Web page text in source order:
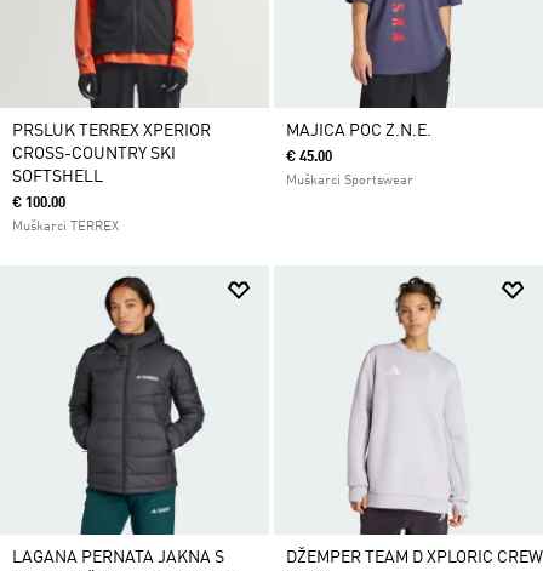
PRSLUK TERREX XPERIOR
CROSS-COUNTRY SKI
SOFTSHELL
€ 100.00
Muškarci TERREX
MAJICA POC Z.N.E.
€ 45.00
Muškarci Sportswear
LAGANA PERNATA JAKNA S
DŽEMPER TEAM D XPLORIC CREW